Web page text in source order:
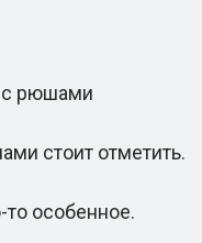
рюшами
стоит отметить.
особенное.